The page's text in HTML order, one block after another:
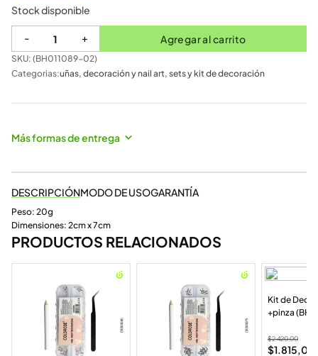
Stock disponible
- + Agregar al carrito
SKU: (BH011089-02)
Categorias:uñas, decoración y nail art, sets y kit de decoración
Más formas de entrega
DESCRIPCIÓNMODO DE USOGARANTÍA
Peso: 20g
Dimensiones: 2cm x 7cm
PRODUCTOS RELACIONADOS
Kit de
+pinza
$2.420,00
$1.815,00